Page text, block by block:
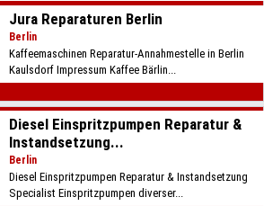
Jura Reparaturen Berlin
Berlin
Kaffeemaschinen Reparatur-Annahmestelle in Berlin
Kaulsdorf Impressum Kaffee Bärlin...
Diesel Einspritzpumpen Reparatur &
Instandsetzung...
Berlin
Diesel Einspritzpumpen Reparatur & Instandsetzung
Specialist Einspritzpumpen diverser...